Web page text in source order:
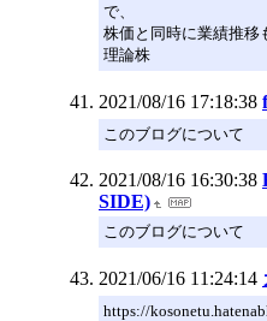
で、
株価と同時に業績推移
理論株
2021/08/16 17:18:38
このブログについて
2021/08/16 16:30:38
SIDE)
このブログについて
2021/06/16 11:24:14
https://